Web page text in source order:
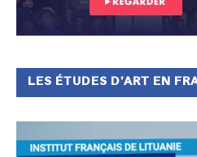
LES ÉTUDES D’ART EN